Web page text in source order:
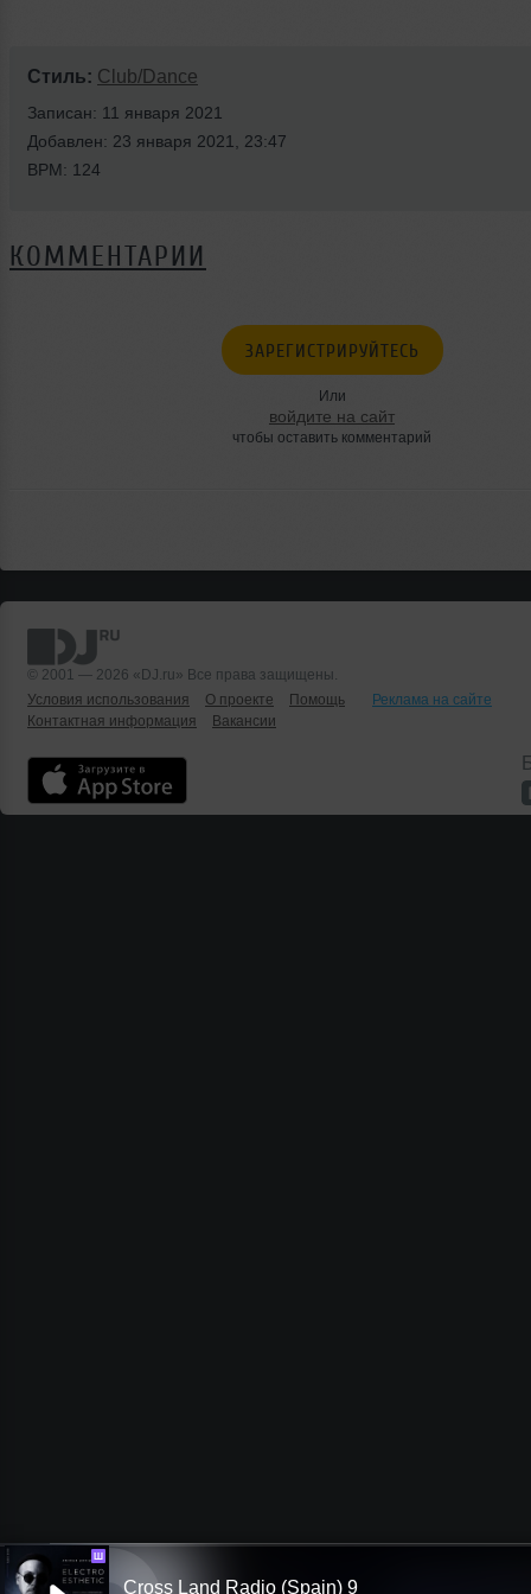
Стиль: Club/Dance
Записан: 11 января 2021
Добавлен: 23 января 2021, 23:47
BPM: 124
КОММЕНТАРИИ
ЗАРЕГИСТРИРУЙТЕСЬ
Или
войдите на сайт
чтобы оставить комментарий
© 2001 — 2026 «DJ.ru» Все права защищены.
Условия использования
О проекте Помощь
Реклама на сайте
Контактная информация
Вакансии
Ш
Cross Land Radio (Spain) 9